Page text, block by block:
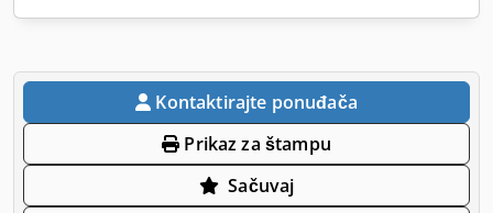
Kontaktirajte ponuđača
Prikaz za štampu
Sačuvaj